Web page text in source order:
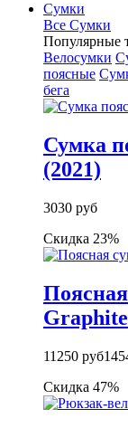
Сумки
Все Сумки
Популярные
Велосумки
поясные
бега
Сумка
(2021)
3030 руб
Скидка 23%
Graphite
11250 руб
Скидка 47%